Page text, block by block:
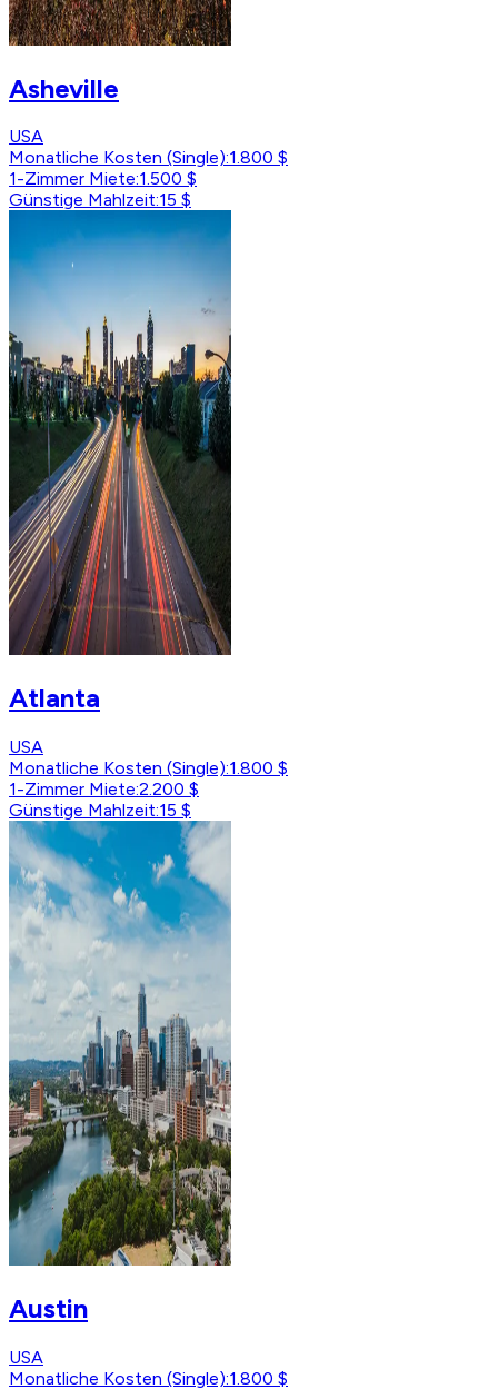
Asheville
USA
Monatliche Kosten (Single):1.800 $
1-Zimmer Miete:1.500 $
Günstige Mahlzeit:15 $
Atlanta
USA
Monatliche Kosten (Single):1.800 $
1-Zimmer Miete:2.200 $
Günstige Mahlzeit:15 $
Austin
USA
Monatliche Kosten (Single):1.800 $